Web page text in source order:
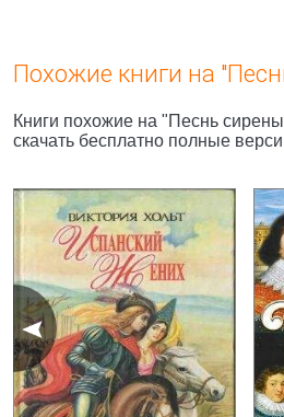
Похожие книги на
Книги похожие на "Песнь
скачать бесплатно полные